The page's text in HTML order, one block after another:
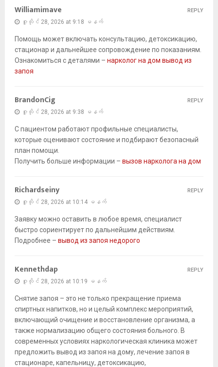
Williamimave
ဇူလိုင် 28, 2026 at 9:18 မနက်
Помощь может включать консультацию, детоксикацию,
стационар и дальнейшее сопровождение по показаниям.
Ознакомиться с деталями – нарколог на дом вывод из
запоя
REPLY
BrandonCig
ဇူလိုင် 28, 2026 at 9:38 မနက်
С пациентом работают профильные специалисты,
которые оценивают состояние и подбирают безопасный
план помощи.
Получить больше информации – вызов нарколога на дом
REPLY
Richardseiny
ဇူလိုင် 28, 2026 at 10:14 မနက်
Заявку можно оставить в любое время, специалист
быстро сориентирует по дальнейшим действиям.
Подробнее – вывод из запоя недорого
REPLY
Kennethdap
ဇူလိုင် 28, 2026 at 10:19 မနက်
Снятие запоя – это не только прекращение приема
спиртных напитков, но и целый комплекс мероприятий,
включающий очищение и восстановление организма, а
также нормализацию общего состояния больного. В
современных условиях наркологическая клиника может
предложить вывод из запоя на дому, лечение запоя в
стационаре, капельницу, детоксикацию,
REPLY